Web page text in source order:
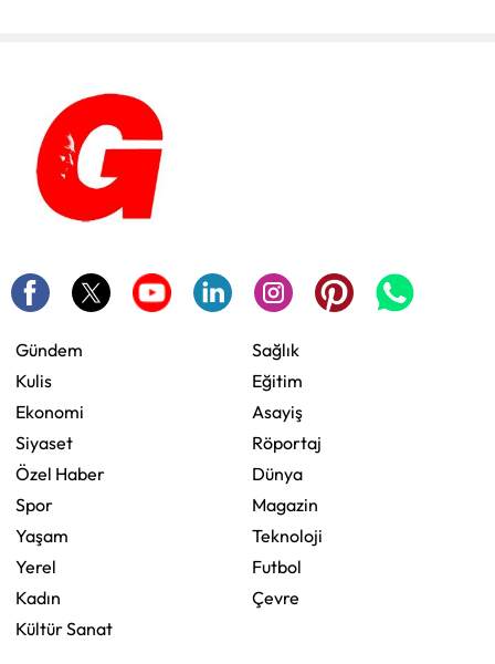
Gündem
Kulis
Ekonomi
Siyaset
Özel Haber
Spor
Yaşam
Yerel
Kadın
Kültür Sanat
Sağlık
Eğitim
Asayiş
Röportaj
Dünya
Magazin
Teknoloji
Futbol
Çevre